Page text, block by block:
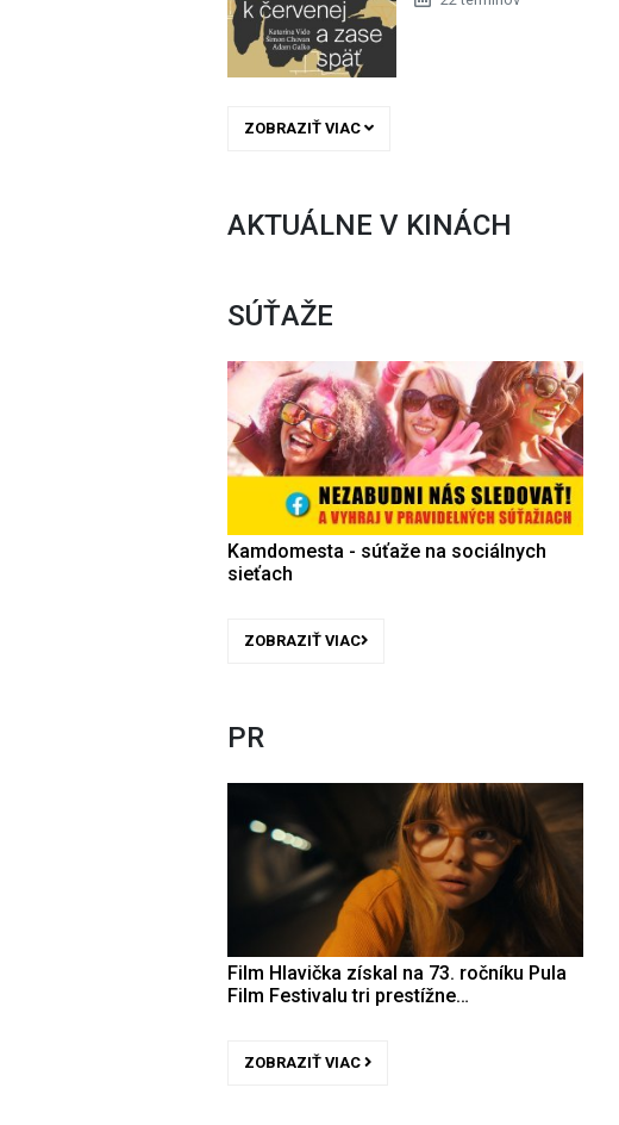
ZOBRAZIŤ VIAC
AKTUÁLNE V KINÁCH
SÚŤAŽE
Kamdomesta - súťaže na sociálnych
sieťach
ZOBRAZIŤ VIAC
PR
Film Hlavička získal na 73. ročníku Pula
Film Festivalu tri prestížne…
ZOBRAZIŤ VIAC